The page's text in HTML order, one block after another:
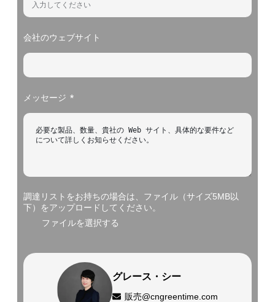
会社のウェブサイト
メッセージ
調達リストをお持ちの場合は、ファイル（サイズ5MB以
下）をアップロードしてください。
ファイルを選択する
グレース・シー
販売@cngreentime.com